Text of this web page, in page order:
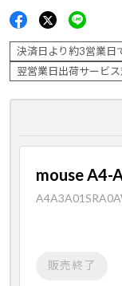
決済日より約3営業日
翌営業日出荷サービ
mouse A4-
販売終了